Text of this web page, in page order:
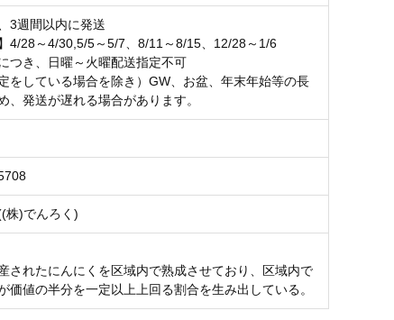
3週間以内に発送
】4/28～4/30,5/5～5/7、8/11～8/15、12/28～1/6
つき、日曜～火曜配送指定不可
をしている場合を除き）GW、お盆、年末年始等の長
、発送が遅れる場合があります。
株)でんろく)
されたにんにくを区域内で熟成させており、区域内で
価値の半分を一定以上上回る割合を生み出している。